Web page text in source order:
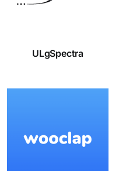
ULgSpectra
Wooclap